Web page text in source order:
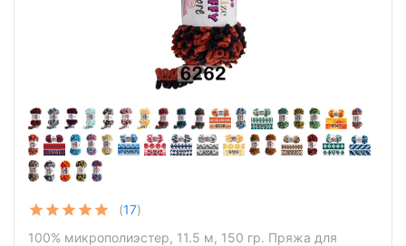
(17)
100% микрополиэстер, 11.5 м, 150 гр. Пряжа для